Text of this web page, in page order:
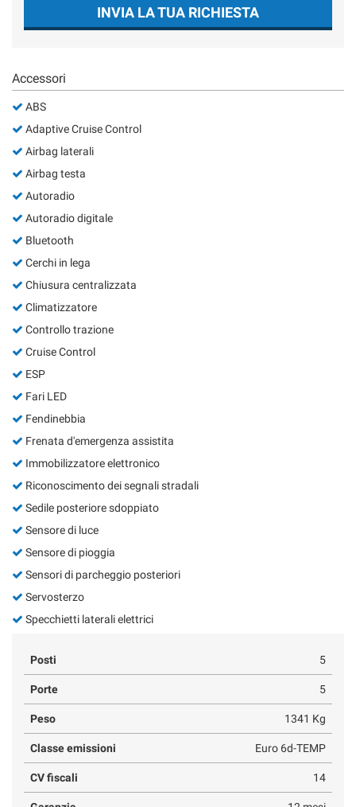
INVIA LA TUA RICHIESTA
Accessori
ABS
Adaptive Cruise Control
Airbag laterali
Airbag testa
Autoradio
Autoradio digitale
Bluetooth
Cerchi in lega
Chiusura centralizzata
Climatizzatore
Controllo trazione
Cruise Control
ESP
Fari LED
Fendinebbia
Frenata d'emergenza assistita
Immobilizzatore elettronico
Riconoscimento dei segnali stradali
Sedile posteriore sdoppiato
Sensore di luce
Sensore di pioggia
Sensori di parcheggio posteriori
Servosterzo
Specchietti laterali elettrici
Posti 5
Porte 5
Peso 1341 Kg
Classe emissioni Euro 6d-TEMP
CV fiscali 14
Salva
impostazioni